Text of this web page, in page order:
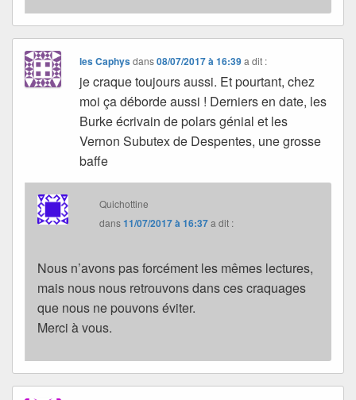
les Caphysdans08/07/2017 à 16:39 a dit :
je craque toujours aussi. Et pourtant, chez
moi ça déborde aussi ! Derniers en date, les
Burke écrivain de polars génial et les
Vernon Subutex de Despentes, une grosse
baffe
Quichottine
dans11/07/2017 à 16:37a dit :
Nous n’avons pas forcément les mêmes lectures,
mais nous nous retrouvons dans ces craquages
que nous ne pouvons éviter.
Merci à vous.